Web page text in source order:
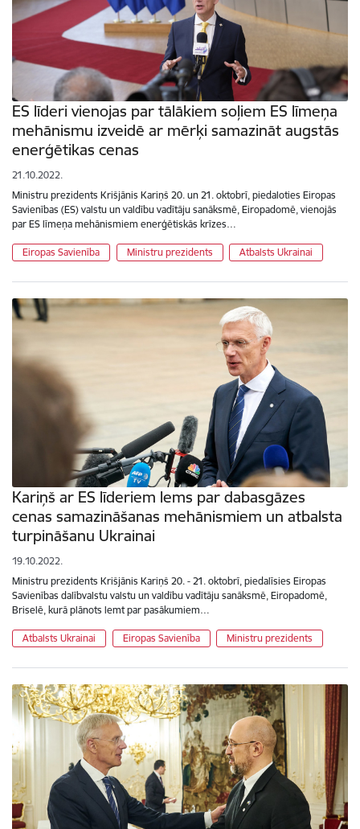
ES līderi vienojas par tālākiem soļiem ES līmeņa
mehānismu izveidē ar mērķi samazināt augstās
enerģētikas cenas
21.10.2022.
Ministru prezidents Krišjānis Kariņš 20. un 21. oktobrī, piedaloties Eiropas
Savienības (ES) valstu un valdību vadītāju sanāksmē, Eiropadomē, vienojās
par ES līmeņa mehānismiem enerģētiskās krīzes…
Eiropas Savienība Ministru prezidents Atbalsts Ukrainai
Kariņš ar ES līderiem lems par dabasgāzes
cenas samazināšanas mehānismiem un atbalsta
turpināšanu Ukrainai
19.10.2022.
Ministru prezidents Krišjānis Kariņš 20. - 21. oktobrī, piedalīsies Eiropas
Savienības dalībvalstu valstu un valdību vadītāju sanāksmē, Eiropadomē,
Briselē, kurā plānots lemt par pasākumiem…
Atbalsts Ukrainai Eiropas Savienība Ministru prezidents